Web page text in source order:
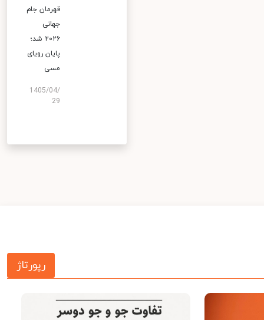
قهرمان جام
جهانی
۲۰۲۶ شد؛
پایان رویای
مسی
1405/04/
29
رپورتاژ